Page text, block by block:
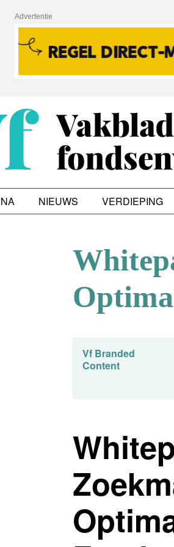
Advertentie
NIEUWS VERDIEPING
Vf Branded
Content